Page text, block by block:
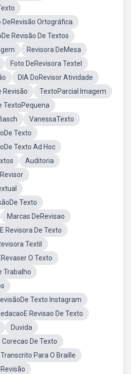
DeRevisão Ortográfica
Revisão De Textos
Revisora DeMesa
Foto DeRevisora Textel
DIA DoRevisor Atividade
Revisão
TextoParcial Imagem
TextoPequena
VanessaTexto
Texto
Texto Ad Hoc
Auditoria
Texto
Marcas DeRevisao
Revisora De Texto
Textil
O Texto
Trabalho
Texto Instagram
Revisao De Texto
Duvida
De Texto
Para O Braille